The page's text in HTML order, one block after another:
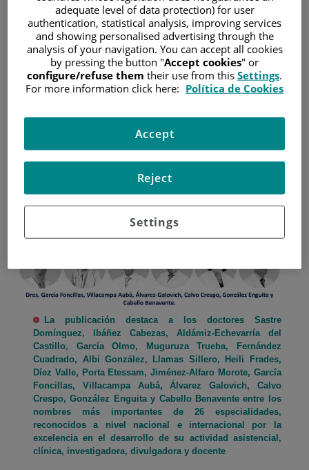
El listado se basa en la opinión de periodistas del sector
sanitario y valora las aportaciones realizadas,
reconocimientos, ocupación de puestos de relevancia y
presencia en medios de los médicos que trabajan en
España
7 de abril de 2025
La publicación destaca a los doctores Sastre
Domínguez, Ibáñez Cabezas, Aldámiz-Echevarría del
Castillo, García Olmo, Muguruza Trueba, Fernández
Cuadrado, Albi González, Llamas Sillero, Heili Frades,
Díez Valle, Porta Etessam, Jiménez-Alfaro Morote, García
Foncillas, Villacampa Aubá, Álvarez Galovich, Calvo
Crespo, González Enguita y Cabello Benavente entre los
nombres más importantes de 26 especialidades,
reconocidos a nivel nacional e internacional por la
excelencia en el desarrollo de su actividad asistencial,
clínica, investigadora, divulgadora y docente
adequate level of data protection) for user
authentication, statistical analysis, improving services
and showing personalised advertising through the
analysis of your navigation. You can accept all cookies
by pressing the button "Accept cookies" or
configure/refuse them their use from this Settings.
For more information click here: Política de Cookies
Settings
Reject
Accept